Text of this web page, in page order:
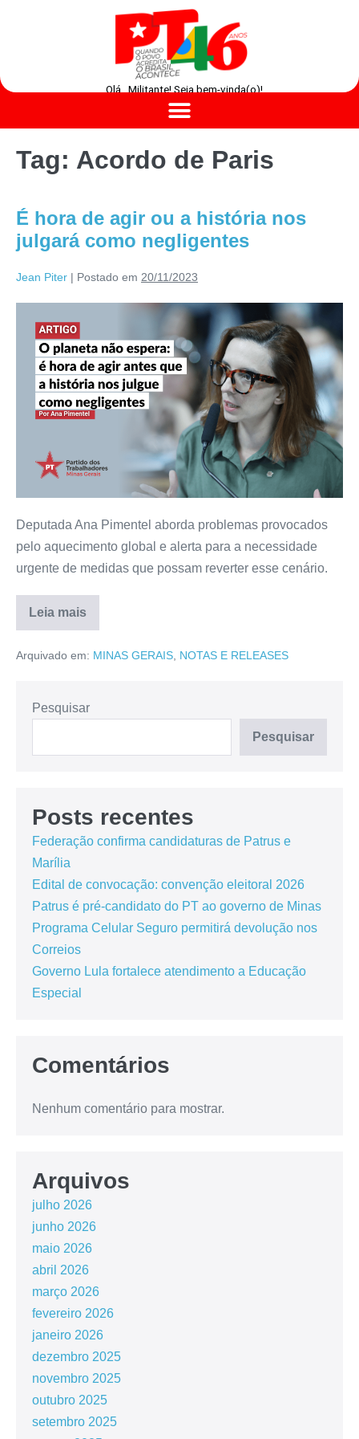
Olá , Militante! Seja bem-vinda(o)!
Tag: Acordo de Paris
É hora de agir ou a história nos
julgará como negligentes
Jean Piter | Postado em 20/11/2023
Deputada Ana Pimentel aborda problemas provocados
pelo aquecimento global e alerta para a necessidade
urgente de medidas que possam reverter esse cenário.
Leia mais
Arquivado em: MINAS GERAIS NOTAS E RELEASES
Pesquisar
Pesquisar
Posts recentes
Federação confirma candidaturas de Patrus e
Marília
Edital de convocação: convenção eleitoral 2026
Patrus é pré-candidato do PT ao governo de Minas
Programa Celular Seguro permitirá devolução nos
Correios
Governo Lula fortalece atendimento a Educação
Especial
Comentários
Nenhum comentário para mostrar.
Arquivos
julho 2026
junho 2026
maio 2026
abril 2026
março 2026
fevereiro 2026
janeiro 2026
dezembro 2025
novembro 2025
outubro 2025
setembro 2025